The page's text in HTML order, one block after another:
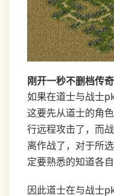
刚开一秒不删档传
如果在道士与战士
这要先从道士的角
行远程攻击了，而
离作战了，对于所
定要熟悉的知道各
因此道士在与战士